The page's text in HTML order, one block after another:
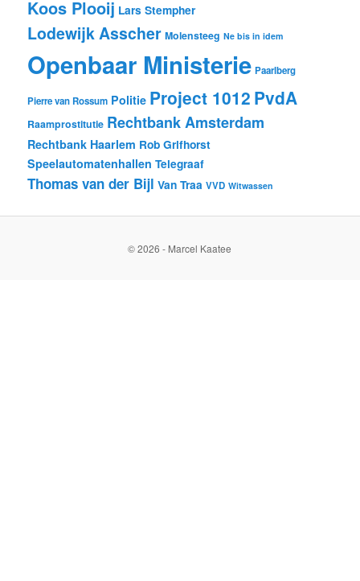
Koos Plooij Lars Stempher
Lodewijk Asscher Molensteeg Ne bis in idem
Openbaar Ministerie Paarlberg
Pierre van Rossum Politie Project 1012 PvdA
Raamprostitutie Rechtbank Amsterdam
Rechtbank Haarlem Rob Grifhorst
Speelautomatenhallen Telegraaf
Thomas van der Bijl Van Traa VVD Witwassen
© 2026 - Marcel Kaatee